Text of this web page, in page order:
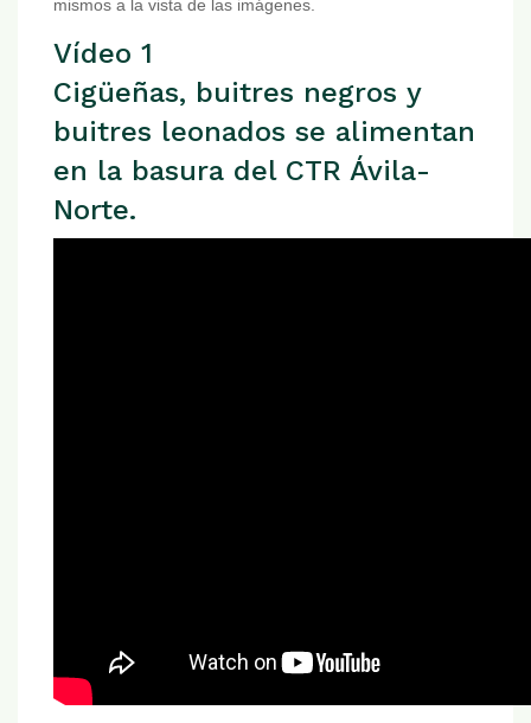
mismos a la vista de las imágenes.
Vídeo 1
Cigüeñas, buitres negros y
buitres leonados se alimentan
en la basura del CTR Ávila-
Norte.